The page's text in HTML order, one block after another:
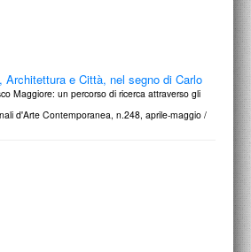
Architettura e Città, nel segno di Carlo
Maggiore: un percorso di ricerca attraverso gli
d'Arte Contemporanea, n.248, aprile-maggio /